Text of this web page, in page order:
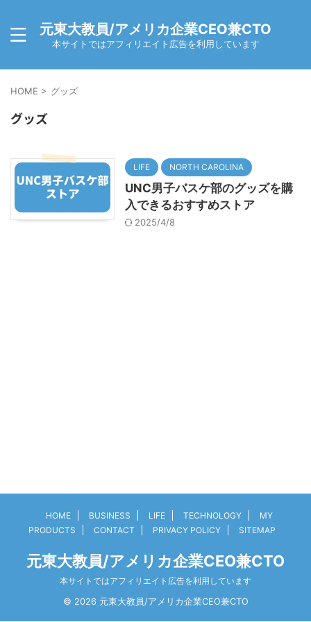
元東大教員/アメリカ企業CEO兼CTO
本サイトではアフィリエイト広告を利用しています
HOME > グッズ
グッズ
LIFE NORTH CAROLINA
UNC男子バスケ部のグッズを購
入できるおすすめストア
2025/4/8
HOME BUSINESS LIFE TECHNOLOGY
MY
PRODUCTS
CONTACT PRIVACY POLICY SITEMAP
元東大教員/アメリカ企業CEO兼CTO
本サイトではアフィリエイト広告を利用しています
© 2026 元東大教員/アメリカ企業CEO兼CTO